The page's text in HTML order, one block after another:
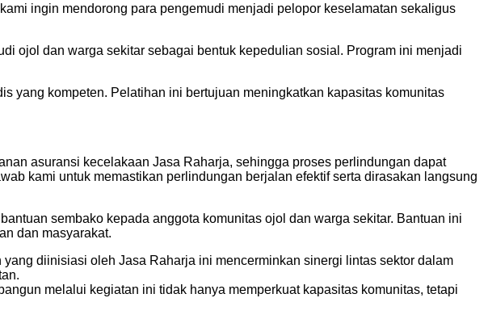
ingin mendorong para pengemudi menjadi pelopor keselamatan sekaligus
ojol dan warga sekitar sebagai bentuk kepedulian sosial. Program ini menjadi
yang kompeten. Pelatihan ini bertujuan meningkatkan kapasitas komunitas
asuransi kecelakaan Jasa Raharja, sehingga proses perlindungan dapat
kami untuk memastikan perlindungan berjalan efektif serta dirasakan langsung
sembako kepada anggota komunitas ojol dan warga sekitar. Bantuan ini
dan masyarakat.
diinisiasi oleh Jasa Raharja ini mencerminkan sinergi lintas sektor dalam
melalui kegiatan ini tidak hanya memperkuat kapasitas komunitas, tetapi